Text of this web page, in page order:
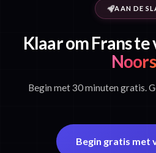
AAN DE
Klaar om Frans
Begin met 30 minuten gratis.
Begin gratis met